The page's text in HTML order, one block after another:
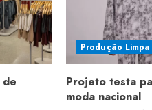
Produção Limpa
Projeto testa
moda nacional